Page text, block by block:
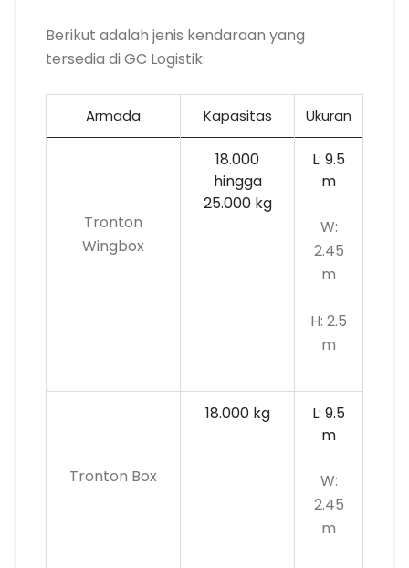
Berikut adalah jenis kendaraan yang
tersedia di GC Logistik:
Armada Kapasitas Ukuran
Tronton
Wingbox
18.000
hingga
25.000 kg
L: 9.5
m
W:
2.45
m
H: 2.5
m
Tronton Box
18.000 kg
L: 9.5
m
W:
2.45
m